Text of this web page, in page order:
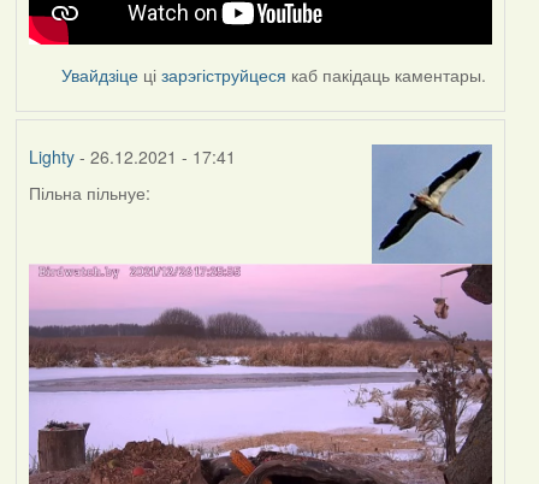
Увайдзіце цізарэгіструйцеся каб пакідаць каментары.
Lighty- 26.12.2021 - 17:41
Пільна пільнуе: